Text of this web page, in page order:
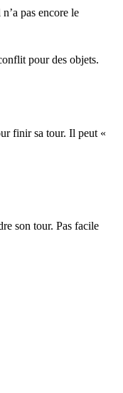
pas encore le
pour des objets.
finir sa tour. Il peut «
son tour. Pas facile